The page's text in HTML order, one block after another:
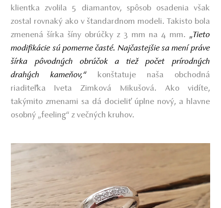
klientka zvolila 5 diamantov, spôsob osadenia však
zostal rovnaký ako v štandardnom modeli. Takisto bola
zmenená šírka šíny obrúčky z 3 mm na 4 mm. „Tieto
modifikácie sú pomerne časté. Najčastejšie sa mení práve
šírka pôvodných obrúčok a tiež počet prírodných
drahých kameňov,“ konštatuje naša obchodná
riaditeľka Iveta Zimková Mikušová. Ako vidíte,
takýmito zmenami sa dá docieliť úplne nový, a hlavne
osobný „feeling“ z večných kruhov.